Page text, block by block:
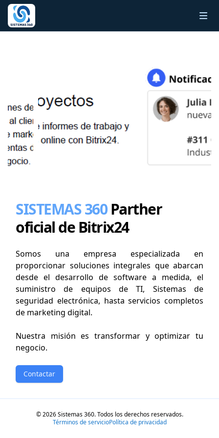
SISTEMAS 360Parther
oficial de Bitrix24
Somos una empresa especializada en
proporcionar soluciones integrales que abarcan
desde el desarrollo de software a medida, el
suministro de equipos de TI, Sistemas de
seguridad electrónica, hasta servicios completos
de marketing digital.
Nuestra misión es transformar y optimizar tu
negocio.
Contactar
© 2026 Sistemas 360. Todos los derechos reservados.
Términos de servicioPolítica de privacidad